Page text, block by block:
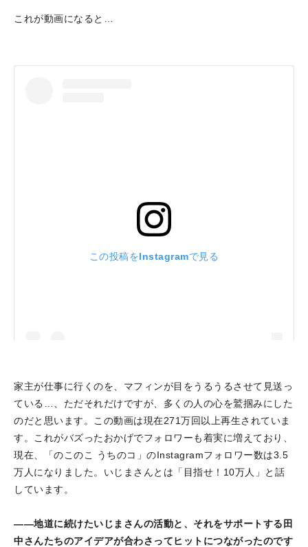
これが動画になると…
この投稿をInstagramで見る
家主が仕事に行くのを、マフィンが目をうるうるさせて見送っ
ている…、ただそれだけですが、多くの人の心を鷲掴みにした
のだと思います。この動画は現在271万回以上再生されていま
す。これがバズったおかげでフォロワーも着実に増えており、
現在、「のこのこ うちのコ」のInstagramフォロワー数は3.5
万人になりました。いじまさんとは「目指せ！10万人」と話
しています。
――地道に続けたいじまさんの活動と、それをサポートする田
中さんたちのアイデアが合わさってヒットにつながったのです